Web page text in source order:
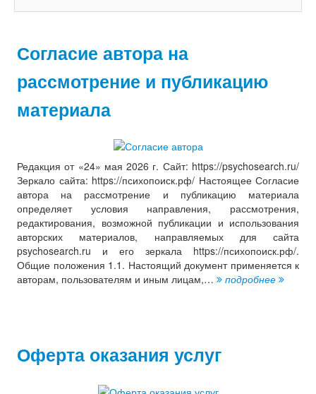
Согласие автора на
рассмотрение и публикацию
материала
Редакция от «24» мая 2026 г. Сайт: https://psychosearch.ru/
Зеркало сайта: https://психопоиск.рф/ Настоящее Согласие
автора на рассмотрение и публикацию материала
определяет условия направления, рассмотрения,
редактирования, возможной публикации и использования
авторских материалов, направляемых для сайта
psychosearch.ru и его зеркала https://психопоиск.рф/.
Общие положения 1.1. Настоящий документ применяется к
авторам, пользователям и иным лицам,…
подробнее
Оферта оказания услуг